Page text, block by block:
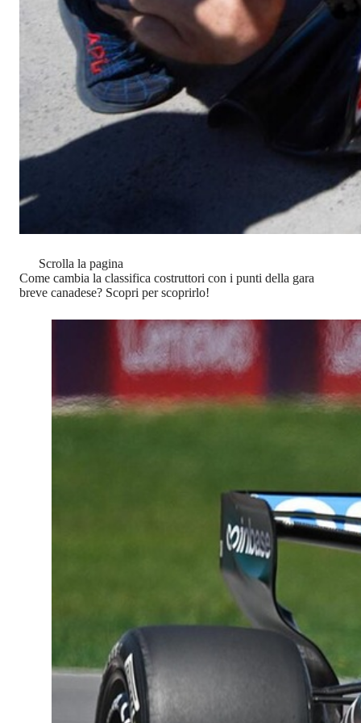
Scrolla la pagina
Come cambia la classifica costruttori con i punti della gara
breve canadese? Scopri per scoprirlo!